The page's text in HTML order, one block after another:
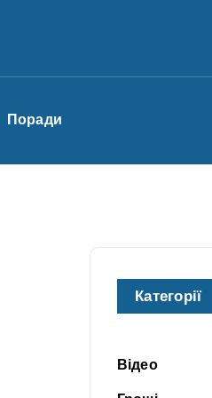
Поради
Категорії
Відео